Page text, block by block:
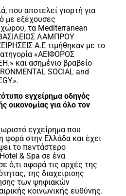
που αποτελεί γιορτή για
με εξέχουσες
τα Mediterranean
ΛΑΜΠΡΟΥ
Α.Ε τιμήθηκαν με το
«ΑΕΙΦΟΡΟΣ
και ασημένιο βραβείο
SOCIAL and
εγχείρημα οδηγός
οικονομίας για όλο τον
εγχείρημα που
φορά στην Ελλάδα και έχει
το πεντάστερο
& Spa σε ένα
ό,τι αφορά τις αρχές της
της διαχείρισης
των ψηφιακών
κοινωνικής ευθύνης.